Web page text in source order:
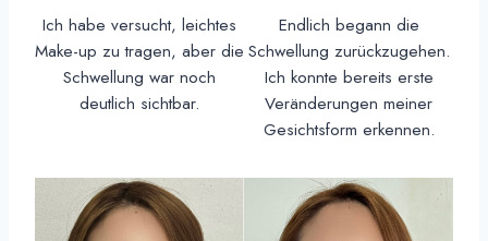
Ich habe versucht, leichtes
Make-up zu tragen, aber die
Schwellung war noch
deutlich sichtbar.
Endlich begann die
Schwellung zurückzugehen.
Ich konnte bereits erste
Veränderungen meiner
Gesichtsform erkennen.